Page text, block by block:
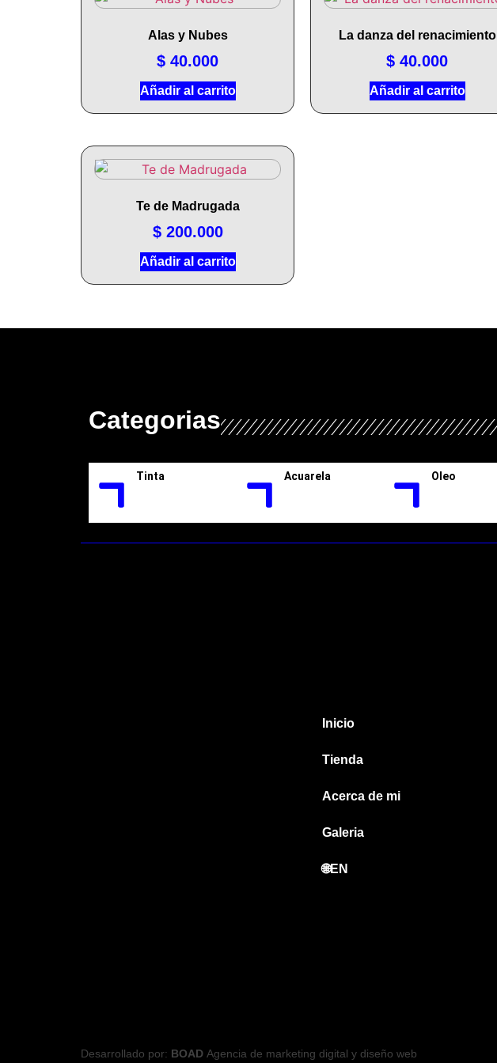
Alas y Nubes
$ 40.000
Añadir al carrito
La danza del renacimiento
$ 40.000
Añadir al carrito
Te de Madrugada
$200.000
Añadir al carrito
Categorias
Tinta Acuarela Oleo
Inicio
Tienda
Acerca de mi
Galeria
🌐EN
Desarrollado por: BOAD Agencia de marketing digital y diseño web